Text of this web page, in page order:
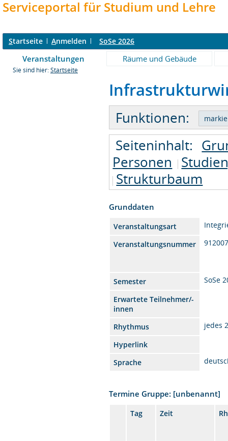
Serviceportal für Studium und Lehre
Startseite Anmelden SoSe 2026
Veranstaltungen Räume und Gebäude
Sie sind hier: Startseite
Funktionen:
Seiteninhalt:
Personen
Strukturbaum
Grunddaten
Veranstaltungsart
Veranstaltungsnummer
Semester
SoSe
Erwartete Teilnehmer/-
innen
Rhythmus
jedes
Hyperlink
Sprache
Termine Gruppe: [unbenannt]
Tag Zeit